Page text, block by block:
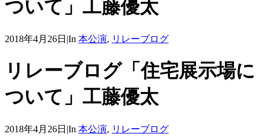
ついて」工藤優太
2018年4月26日 |In 本公演, リレーブログ
リレーブログ「住宅展示場に
ついて」工藤優太
2018年4月26日 |In 本公演, リレーブログ